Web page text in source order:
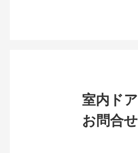
室内ドア
お問合せ